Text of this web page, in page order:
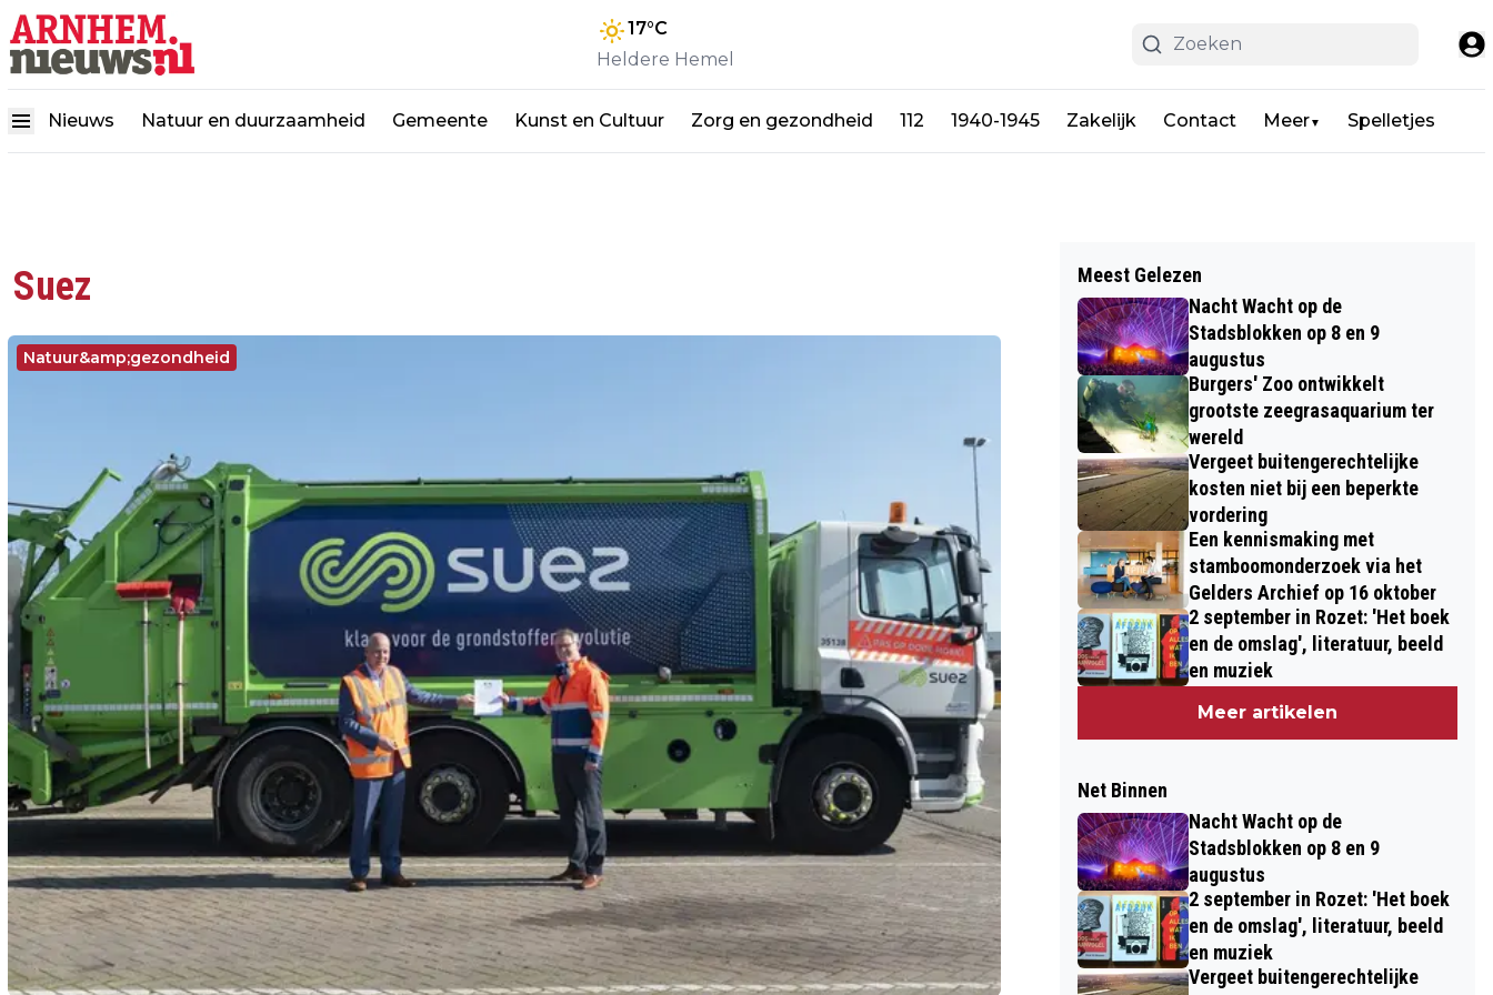
17°C
Heldere Hemel
Nieuws Natuur en duurzaamheid Gemeente Kunst en Cultuur Zorg en gezondheid 112 1940-1945 Zakelijk Contact Meer▼ Spelletjes
Suez
Natuur&amp;gezondheid
Meest Gelezen
Nacht Wacht op de
Stadsblokken op 8 en 9
augustus
Burgers' Zoo ontwikkelt
grootste zeegrasaquarium ter
wereld
Vergeet buitengerechtelijke
kosten niet bij een beperkte
vordering
Een kennismaking met
stamboomonderzoek via het
Gelders Archief op 16 oktober
2 september in Rozet: 'Het boek
en de omslag', literatuur, beeld
en muziek
Meer artikelen
Net Binnen
Nacht Wacht op de
Stadsblokken op 8 en 9
augustus
2 september in Rozet: 'Het boek
en de omslag', literatuur, beeld
en muziek
Vergeet buitengerechtelijke